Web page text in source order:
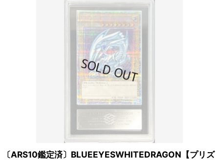
〔ARS10鑑定済〕BLUEEYESWHITEDRAGON【プリズ